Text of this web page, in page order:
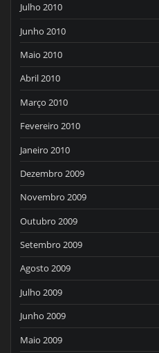
Julho 2010
Junho 2010
Maio 2010
Abril 2010
Março 2010
Fevereiro 2010
Janeiro 2010
Dezembro 2009
Novembro 2009
Outubro 2009
Setembro 2009
Agosto 2009
Julho 2009
Junho 2009
Maio 2009